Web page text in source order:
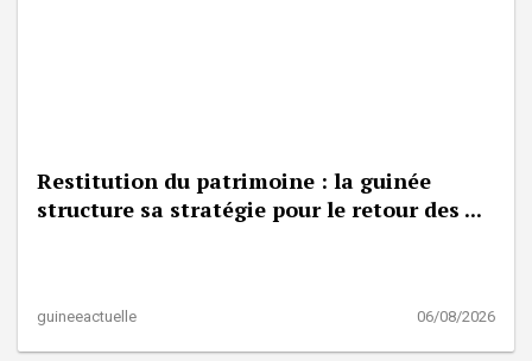
Restitution du patrimoine : la guinée
structure sa stratégie pour le retour des ...
guineeactuelle 06/08/2026